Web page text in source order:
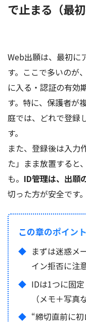
で止まる（最初
Web出願は、最初に
す。ここで多いのが
に入る・認証の有効
す。特に、保護者が
庭では、どれで登録
す。
また、登録後は入力
た」まま放置すると
も。 ID管理は、出願
切った方が安全です。
この章のポイント
まずは迷惑メ
イン拒否に注意
IDは1つに固
（メモ＋写真
“締切直前に